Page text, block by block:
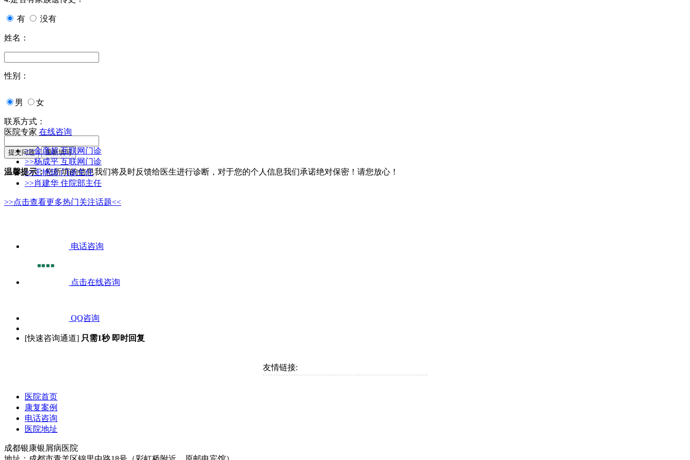
有 没有
姓名：
性别：
男 女
联系方式：
温馨提示：您所填的信息我们将及时反馈给医生进行诊断，对于您的个人信息我们承诺绝对保密！请您放心！
医院专家 在线咨询
>>金彦超 互联网门诊
>>杨成平 互联网门诊
>>王艳琼 门诊主任
>>肖建华 住院部主任
>>点击查看更多热门关注话题<<
电话咨询
点击在线咨询
QQ咨询
[快速咨询通道] 只需1秒 即时回复
友情链接:
医院首页
康复案例
电话咨询
医院地址
成都银康银屑病医院